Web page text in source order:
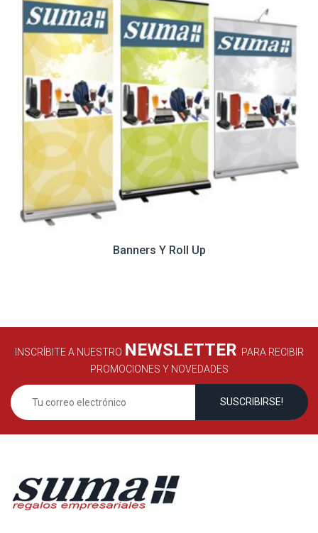
Banners Y Roll Up
INSCRÍBITE A NUESTRO NEWSLETTER PARA RECIBIR
PROMOCIONES Y NOVEDADES